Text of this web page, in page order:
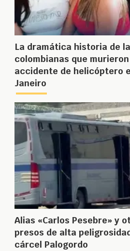
La dramática historia de
colombianas que
accidente de helicóptero
Janeiro
Alias «Carlos Pesebre» y
presos de alta
cárcel Palogordo